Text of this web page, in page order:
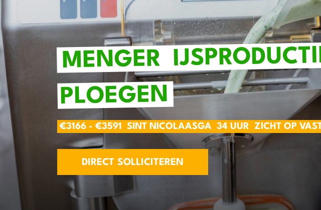
MENGER
PLOEGEN
€3166 - €3591 SINT NICOLAASGA 34 UUR ZICHT OP
DIRECT SOLLICITEREN